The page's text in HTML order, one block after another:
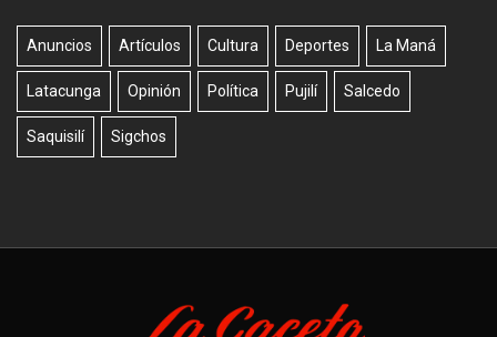
Anuncios Artículos Cultura Deportes La Maná
Latacunga Opinión Política Pujilí Salcedo
Saquisilí Sigchos